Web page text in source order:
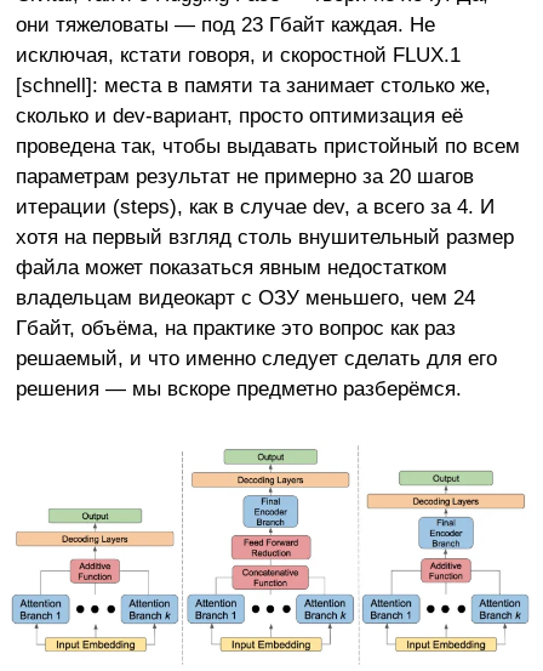
они тяжеловаты — под 23 Гбайт каждая. Не
исключая, кстати говоря, и скоростной FLUX.1
[schnell]: места в памяти та занимает столько же,
сколько и dev-вариант, просто оптимизация её
проведена так, чтобы выдавать пристойный по всем
параметрам результат не примерно за 20 шагов
итерации (steps), как в случае dev, а всего за 4. И
хотя на первый взгляд столь внушительный размер
файла может показаться явным недостатком
владельцам видеокарт с ОЗУ меньшего, чем 24
Гбайт, объёма, на практике это вопрос как раз
решаемый, и что именно следует сделать для его
решения — мы вскоре предметно разберёмся.